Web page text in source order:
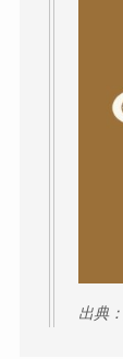
出典：